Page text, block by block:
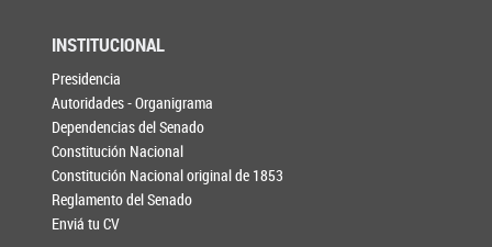
INSTITUCIONAL
Presidencia
Autoridades - Organigrama
Dependencias del Senado
Constitución Nacional
Constitución Nacional original de 1853
Reglamento del Senado
Enviá tu CV